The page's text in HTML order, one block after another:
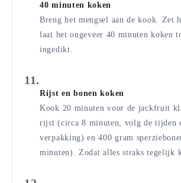
40 minuten koken
Breng het mengsel aan de kook. Zet
laat het ongeveer 40 minuten koken
ingedikt.
Rijst en bonen koken
Kook 20 minuten voor de jackfruit
rijst (circa 8 minuten, volg de tijden
verpakking) en 400 gram
minuten). Zodat alles straks tegelijk